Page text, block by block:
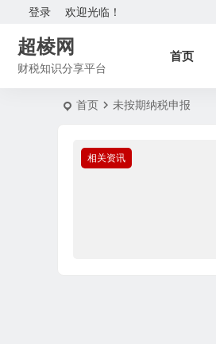
欢迎光临！
登录
超棱网
财税知识分享平台
首页
首页 未按期纳税申报
相关资讯